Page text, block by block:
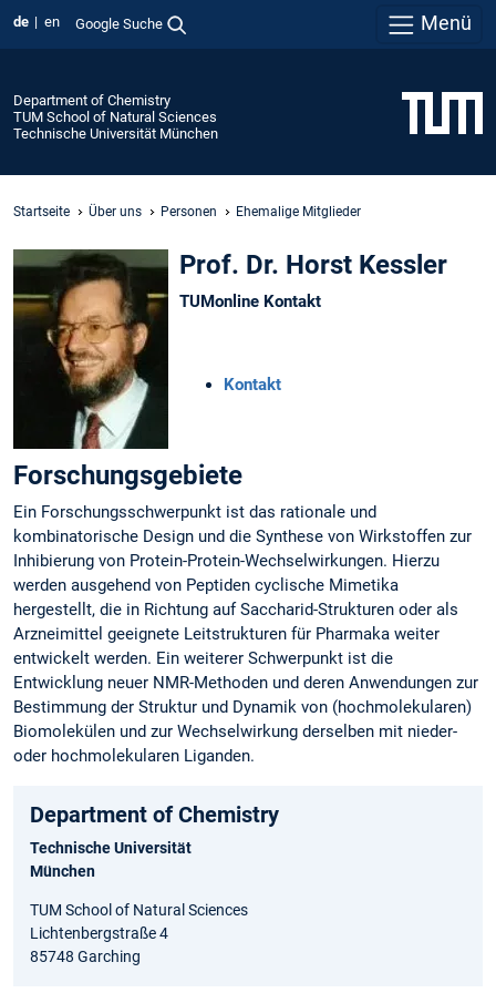
de en Google Suche Menü
Department of Chemistry
TUM School of Natural Sciences
Technische Universität München
Startseite Über uns Personen Ehemalige Mitglieder
Prof. Dr. Horst Kessler
TUMonline Kontakt
Kontakt
Forschungsgebiete
Ein Forschungsschwerpunkt ist das rationale und
kombinatorische Design und die Synthese von Wirkstoffen zur
Inhibierung von Protein-Protein-Wechselwirkungen. Hierzu
werden ausgehend von Peptiden cyclische Mimetika
hergestellt, die in Richtung auf Saccharid-Strukturen oder als
Arzneimittel geeignete Leitstrukturen für Pharmaka weiter
entwickelt werden. Ein weiterer Schwerpunkt ist die
Entwicklung neuer NMR-Methoden und deren Anwendungen zur
Bestimmung der Struktur und Dynamik von (hochmolekularen)
Biomolekülen und zur Wechselwirkung derselben mit nieder-
oder hochmolekularen Liganden.
Department of Chemistry
Technische Universität
München
TUM School of Natural Sciences
Lichtenbergstraße 4
85748 Garching